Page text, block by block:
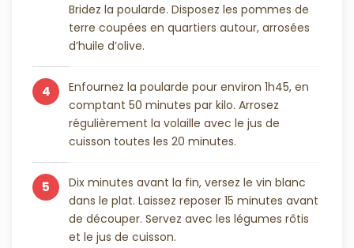
Bridez la poularde. Disposez les pommes de
terre coupées en quartiers autour, arrosées
d’huile d’olive.
4
Enfournez la poularde pour environ 1h45, en
comptant 50 minutes par kilo. Arrosez
régulièrement la volaille avec le jus de
cuisson toutes les 20 minutes.
5
Dix minutes avant la fin, versez le vin blanc
dans le plat. Laissez reposer 15 minutes avant
de découper. Servez avec les légumes rôtis
et le jus de cuisson.